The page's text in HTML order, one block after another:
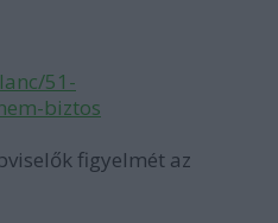
51-
biztos
figyelmét az